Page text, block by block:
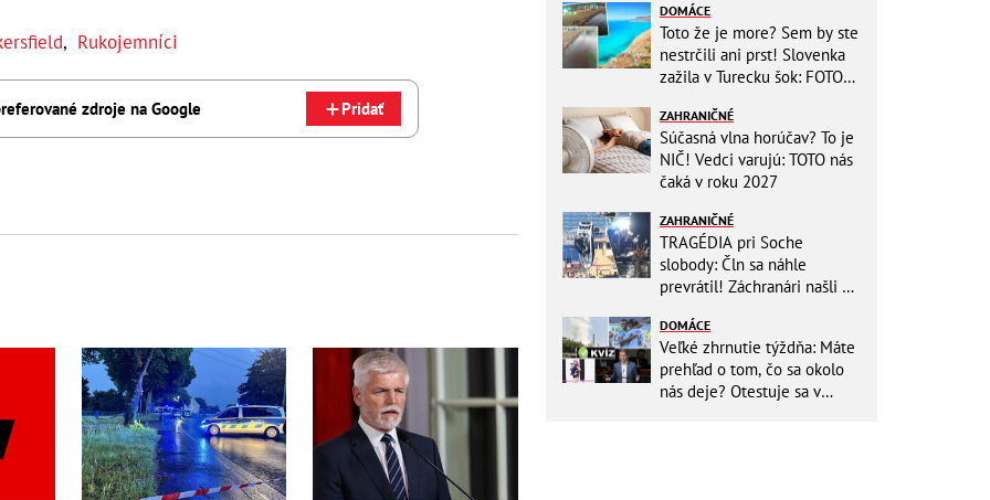
, Rukojemníci
zdroje na Google Pridať
DOMÁCE
Toto že je more? Sem by ste
nestrčili ani prst! Slovenka
zažila v Turecku šok: FOTO
ZAHRANIČNÉ
Súčasná vlna horúčav? To je
NIČ! Vedci varujú: TOTO nás
čaká v roku 2027
ZAHRANIČNÉ
TRAGÉDIA pri Soche
slobody: Čln sa náhle
prevrátil! Záchranári našli vo
BÁBÄTKA
DOMÁCE
Veľké zhrnutie týždňa: Máte
prehľad o tom, čo sa okolo
nás deje? Otestuje sa v